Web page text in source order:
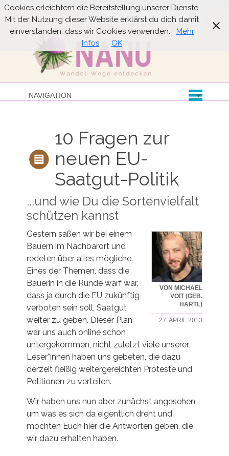
Suche
10 Fragen zur
neuen EU-
Saatgut-Politik
...und wie Du die Sortenvielfalt
schützen kannst
VON MICHAEL
VOIT (GEB.
HARTL)
27. APRIL 2013
Gestern saßen wir bei einem
Bauern im Nachbarort und
redeten über alles mögliche.
Eines der Themen, dass die
Bäuerin in die Runde warf war,
dass ja durch die EU zukünftig
verboten sein soll, Saatgut
weiter zu geben. Dieser Plan
war uns auch online schon
untergekommen, nicht zuletzt viele unserer
Leser*innen haben uns gebeten, die dazu
derzeit fleißig weitergereichten Proteste und
Petitionen zu verteilen.
Wir haben uns nun aber zunächst angesehen,
um was es sich da eigentlich dreht und
möchten Euch hier die Antworten geben, die
wir dazu erhalten haben.
Cookies erleichtern die Bereitstellung unserer Dienste.
Mit der Nutzung dieser Website erklärst du dich damit
einverstanden, dass wir Cookies verwenden.
Mehr
Infos
OK